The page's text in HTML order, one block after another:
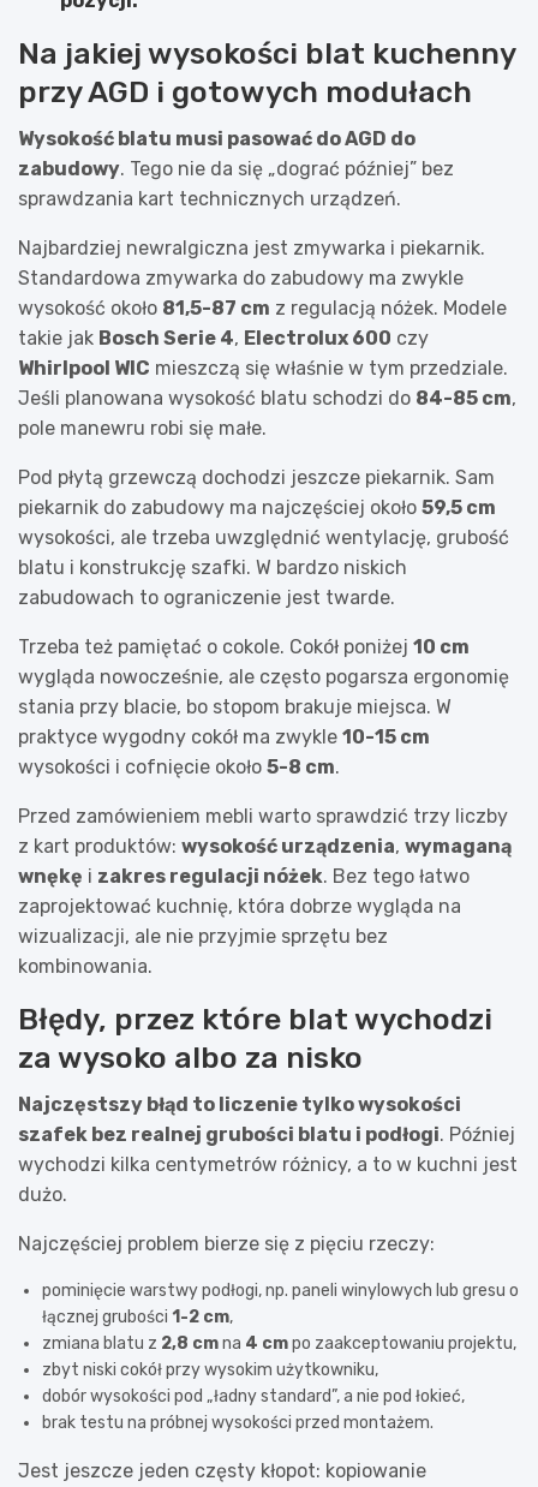
Na jakiej wysokości blat kuchenny
przy AGD i gotowych modułach
Wysokość blatu musi pasować do AGD do
zabudowy. Tego nie da się „dograć później” bez
sprawdzania kart technicznych urządzeń.
Najbardziej newralgiczna jest zmywarka i piekarnik.
Standardowa zmywarka do zabudowy ma zwykle
wysokość około 81,5-87 cm z regulacją nóżek. Modele
takie jak Bosch Serie 4, Electrolux 600 czy
Whirlpool WIC mieszczą się właśnie w tym przedziale.
Jeśli planowana wysokość blatu schodzi do 84-85 cm,
pole manewru robi się małe.
Pod płytą grzewczą dochodzi jeszcze piekarnik. Sam
piekarnik do zabudowy ma najczęściej około 59,5 cm
wysokości, ale trzeba uwzględnić wentylację, grubość
blatu i konstrukcję szafki. W bardzo niskich
zabudowach to ograniczenie jest twarde.
Trzeba też pamiętać o cokole. Cokół poniżej 10 cm
wygląda nowocześnie, ale często pogarsza ergonomię
stania przy blacie, bo stopom brakuje miejsca. W
praktyce wygodny cokół ma zwykle 10-15 cm
wysokości i cofnięcie około 5-8 cm.
Przed zamówieniem mebli warto sprawdzić trzy liczby
z kart produktów: wysokość urządzenia, wymaganą
wnękę i zakres regulacji nóżek. Bez tego łatwo
zaprojektować kuchnię, która dobrze wygląda na
wizualizacji, ale nie przyjmie sprzętu bez
kombinowania.
Błędy, przez które blat wychodzi
za wysoko albo za nisko
Najczęstszy błąd to liczenie tylko wysokości
szafek bez realnej grubości blatu i podłogi. Później
wychodzi kilka centymetrów różnicy, a to w kuchni jest
dużo.
Najczęściej problem bierze się z pięciu rzeczy:
pominięcie warstwy podłogi, np. paneli winylowych lub gresu o
łącznej grubości 1-2 cm,
zmiana blatu z 2,8 cmna 4 cmpo zaakceptowaniu projektu,
zbyt niski cokół przy wysokim użytkowniku,
dobór wysokości pod „ładny standard”, a nie pod łokieć,
brak testu na próbnej wysokości przed montażem.
Jest jeszcze jeden częsty kłopot: kopiowanie